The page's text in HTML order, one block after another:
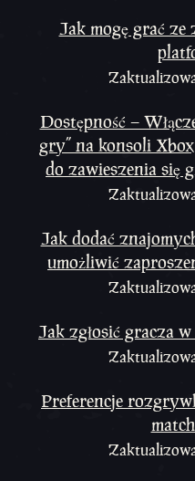
Jak mogę grać
Dostępność –
gry” na konsoli
do zawieszenia się
Jak dodać
umożliwić
Jak zgłosić gracza
Preferencje